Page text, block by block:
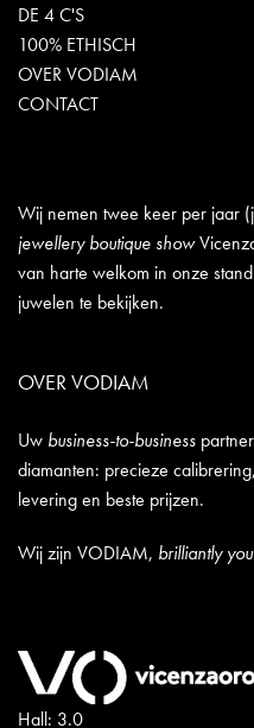
DE 4 C'S
100% ETHISCH
OVER VODIAM
CONTACT
Wij nemen twee keer per jaar
jewellery boutique show
van harte welkom in onze
juwelen te bekijken.
OVER VODIAM
Uw business-to-business
diamanten: precieze
levering en beste prijzen.
Wij zijn VODIAM, brilliantly
Hall: 3.0